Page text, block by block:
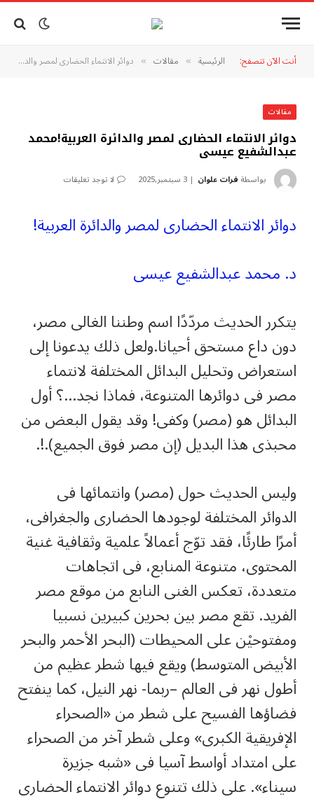
أنت الآن تتصفح: الرئيسية » مقالات » دوائر الانتماء الحضارى لمصر والدائرة العربية!محمد عبدالشفيع عيسى
مقالات
دوائر الانتماء الحضارى لمصر والدائرة العربية!محمد
عبدالشفيع عيسى
بواسطة فرات علوان 3 سبتمبر,2025 لا توجد تعليقات
دوائر الانتماء الحضارى لمصر والدائرة العربية!
د. محمد عبدالشفيع عيسى
يتكرر الحديث مردّدًا اسم وطننا الغالى مصر،
دون داع مستحق أحيانا.ولعل ذلك يدعونا إلى
استعراض وتحليل البدائل المختلفة لانتماء
مصر فى دوائرها المتنوعة، فماذا نجد…؟ أول
البدائل هو (مصر) وكفى! وقد يقول البعض من
محبذى هذا البديل (إن مصر فوق الجميع).!.
وليس الحديث حول (مصر) وانتمائها فى
الدوائر المختلفة لوجودها الحضارى والجغرافى،
أمرًا طارئًا، فقد توّج أعمالاً علمية وثقافية غنية
المحتوى، متنوعة المنابع، فى اتجاهات
متعددة، تعكس الغنى النابع من موقع مصر
الفريد. تقع مصر بين بحرين كبيرين نسبيا
ومفتوحيْن على المحيطات (البحر الأحمر والبحر
الأبيض المتوسط) ويقع فيها شطر عظيم من
أطول نهر فى العالم –ربما- نهر النيل، كما ينفتح
فضاؤها الفسيح على شطر من «الصحراء
الإفريقية الكبرى» وعلى شطر آخر من الصحراء
على امتداد أواسط آسيا فى «شبه جزيرة
سيناء». على ذلك تتنوع دوائر الانتماء الحضارى